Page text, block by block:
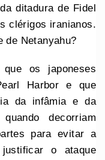
ditadura de Fidel
clérigos iranianos.
de Netanyahu?
os japoneses
Harbor e que
da infâmia e da
decorriam
para evitar a
o ataque